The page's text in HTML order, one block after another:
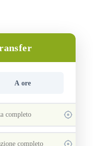
A ore